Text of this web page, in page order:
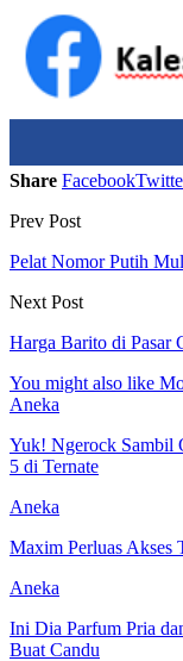
Share Facebook
Prev Post
Pelat Nomor Putih
Next Post
Harga Barito di Pasar
You might also like
Aneka
Yuk! Ngerock Sambil
5 di Ternate
Aneka
Maxim Perluas Akses
Aneka
Ini Dia Parfum Pria
Buat Candu